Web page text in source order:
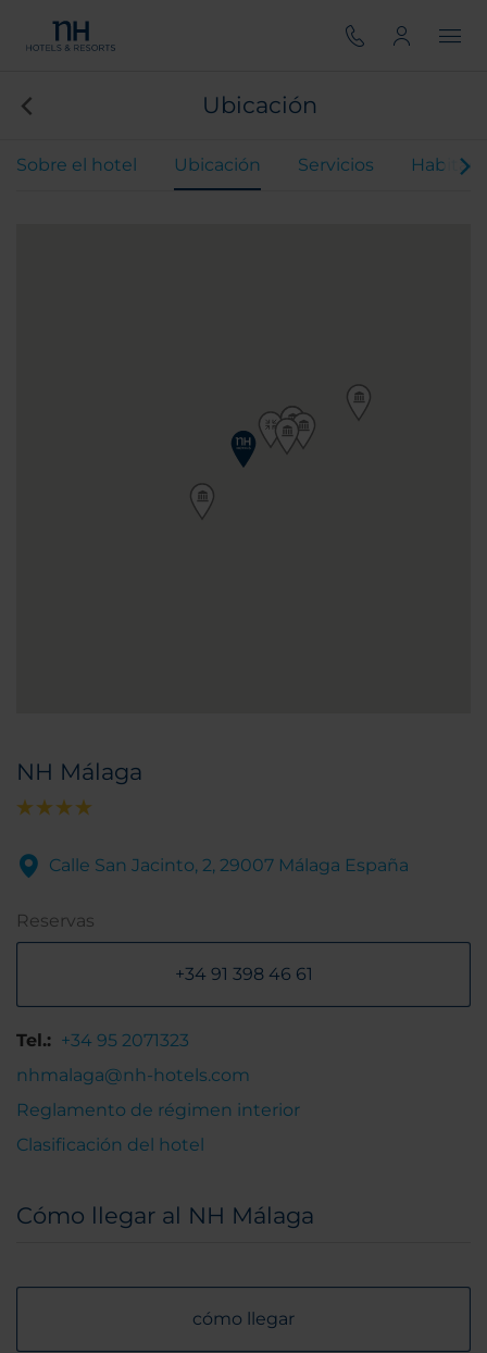
Ubicación
Sobre el hotel Ubicación Servicios
NH Málaga
Calle San Jacinto, 2, 29007 Málaga España
Reservas
+34 91 398 46 61
Tel.: +34 95 2071323
nhmalaga@nh-hotels.com
Reglamento de régimen interior
Clasificación del hotel
Cómo llegar al NH Málaga
cómo llegar